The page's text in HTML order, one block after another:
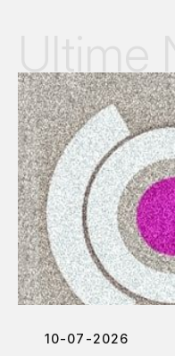
10-07-2026